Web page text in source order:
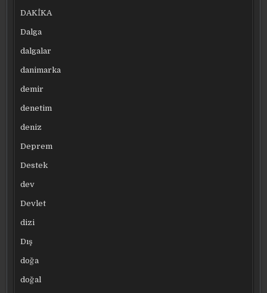
DAKİKA
Dalga
dalgalar
danimarka
demir
denetim
deniz
Deprem
Destek
dev
Devlet
dizi
Dış
doğa
doğal